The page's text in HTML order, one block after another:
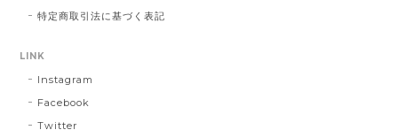
特定商取引法に基づく表記
LINK
Instagram
Facebook
Twitter